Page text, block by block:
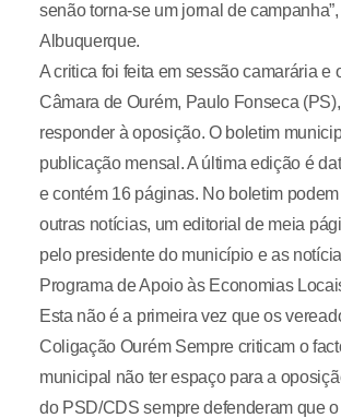
senão torna-se um jornal de
Albuquerque.
A critica foi feita em sessão camarária e
Câmara de Ourém, Paulo Fonseca
responder à oposição. O boletim
publicação mensal. A última edição é
e contém 16 páginas. No boletim
outras notícias, um editorial de meia
pelo presidente do município e as
Programa de Apoio às Economias
Esta não é a primeira vez que os
Coligação Ourém Sempre criticam o
municipal não ter espaço para a
do PSD/CDS sempre defenderam que